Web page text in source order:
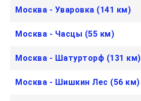
Москва - Уваровка (141 км)
Москва - Часцы (55 км)
Москва - Шатурторф (131 км)
Москва - Шишкин Лес (56 км)